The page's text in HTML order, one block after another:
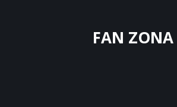
FAN ZONA